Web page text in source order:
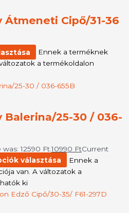
Átmeneti Cipő/31-36
Ennek a terméknek
a termékoldalon
Balerina/25-30 / 036-
12590 Ft.10990 FtCurrent
választása
Ennek a
van. A változatok a
ki